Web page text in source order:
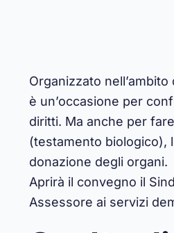
Organizzato
è un’occasione per
diritti. Ma anche per
(testamento biologico),
donazione degli organi.
Aprirà il convegno il
Assessore ai servizi